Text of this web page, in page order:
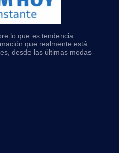
lo que es tendencia.
que realmente está
desde las últimas modas